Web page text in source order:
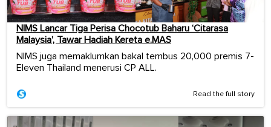
NIMS Lancar Tiga Perisa Chocotub Baharu ‘Citarasa
Malaysia’, Tawar Hadiah Kereta e.MAS
NIMS juga memaklumkan bakal tembus 20,000 premis 7-
Eleven Thailand menerusi CP ALL.
Read the full story